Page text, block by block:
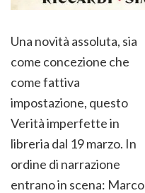
Una novità assoluta, sia
come concezione che
come fattiva
impostazione, questo
Verità imperfette in
libreria dal 19 marzo. In
ordine di narrazione
entrano in scena: Marco